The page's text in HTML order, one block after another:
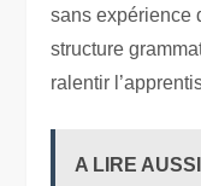
sans expérience
structure
ralentir
A LIRE